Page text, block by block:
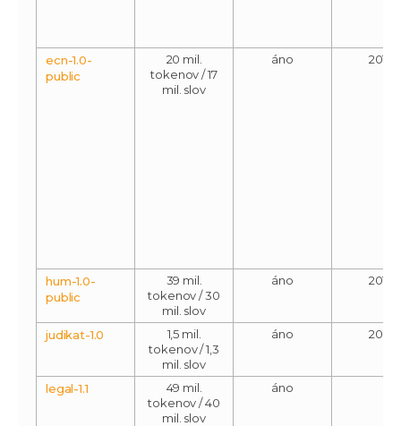
ecn-1.0-
public
20 mil.
tokenov / 17
mil. slov
áno 2014
hum-1.0-
public
39 mil.
tokenov / 30
mil. slov
áno 2016
judikat-1.0
1,5 mil.
tokenov / 1,3
mil. slov
áno 2015
legal-1.1
49 mil.
tokenov / 40
mil. slov
áno